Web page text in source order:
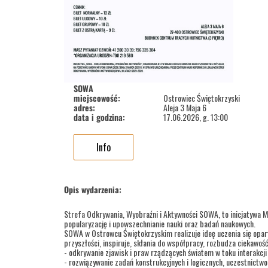
SOWA
miejscowość: Ostrowiec Świętokrzyski
adres: Aleja 3 Maja 6
data i godzina: 17.06.2026, g. 13:00
Info
Opis wydarzenia:
Strefa Odkrywania, Wyobraźni i Aktywności SOWA, to inicjatywa
popularyzację i upowszechnianie nauki oraz badań naukowych.
SOWA w Ostrowcu Świętokrzyskim realizuje ideę uczenia się
przyszłości, inspiruje, skłania do współpracy, rozbudza
- odkrywanie zjawisk i praw rządzących światem w toku
- rozwiązywanie zadań konstrukcyjnych i logicznych,